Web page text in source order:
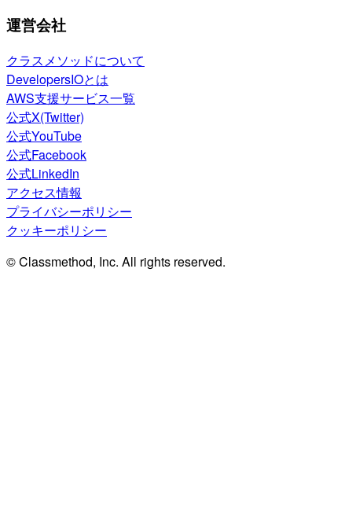
運営会社
クラスメソッドについて
DevelopersIOとは
AWS支援サービス一覧
公式X(Twitter)
公式YouTube
公式Facebook
公式LinkedIn
アクセス情報
プライバシーポリシー
クッキーポリシー
© Classmethod, Inc. All rights reserved.